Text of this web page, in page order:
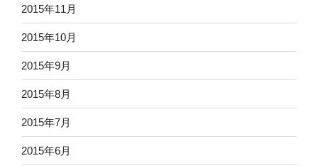
2015年11月
2015年10月
2015年9月
2015年8月
2015年7月
2015年6月